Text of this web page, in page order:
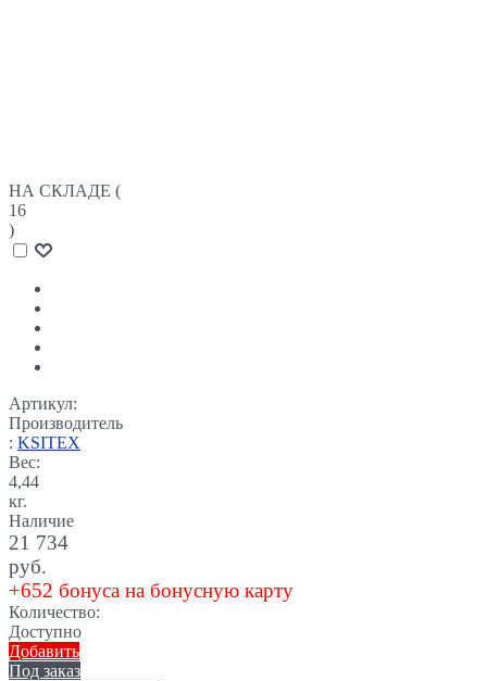
НА СКЛАДЕ (
16
)
Артикул:
Производитель
: KSITEX
Вес:
4,44
кг.
Наличие
21 734
руб.
+652 бонуса на бонусную карту
Количество:
Доступно
Добавить
Под заказ